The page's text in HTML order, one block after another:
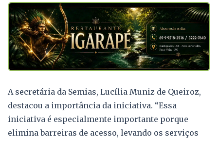
A secretária da Semias, Lucília Muniz de Queiroz,
destacou a importância da iniciativa. “Essa
iniciativa é especialmente importante porque
elimina barreiras de acesso, levando os serviços